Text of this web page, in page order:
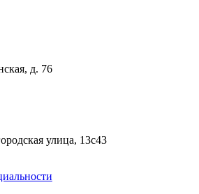
д. 76
улица, 13с43